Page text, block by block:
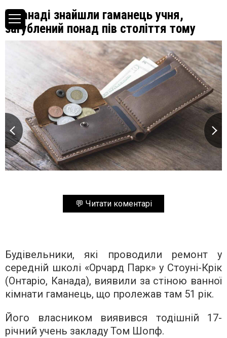
У Канаді знайшли гаманець учня,
загублений понад пів століття тому
💬 Читати коментарі
Будівельники, які проводили ремонт у
середній школі «Орчард Парк» у Стоуні-Крік
(Онтаріо, Канада), виявили за стіною ванної
кімнати гаманець, що пролежав там 51 рік.
Його власником виявився тодішній 17-
річний учень закладу Том Шопф.